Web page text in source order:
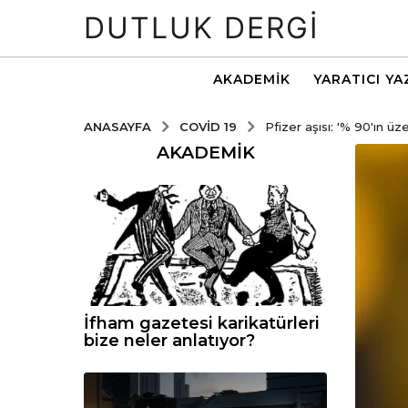
DUTLUK DERGI
AKADEMIK YARATICI
ANASAYFA COVID 19 Pfizer aşısı: '% 90'ın
AKADEMIK
İfham gazetesi karikatürleri
bize neler anlatıyor?